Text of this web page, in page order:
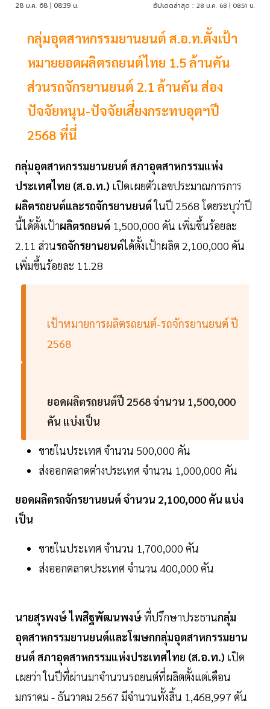
28 ม.ค. 68 | 08:39 น. อัปเดตล่าสุด : 28 ม.ค. 68 | 08:51 น.
กลุ่มอุตสาหกรรมยานยนต์ ส.อ.ท.ตั้งเป้า
หมายยอดผลิตรถยนต์ไทย 1.5 ล้านคัน
ส่วนรถจักรยานยนต์ 2.1 ล้านคัน ส่อง
ปัจจัยหนุน-ปัจจัยเสี่ยงกระทบอุตฯปี
2568 ที่นี่
กลุ่มอุตสาหกรรมยานยนต์ สภาอุตสาหกรรมแห่ง
ประเทศไทย (ส.อ.ท.) เปิดเผยตัวเลขประมาณการการ
ผลิตรถยนต์และรถจักรยานยนต์ในปี 2568 โดยระบุว่าปี
นี้ได้ตั้งเป้าผลิตรถยนต์ 1,500,000 คัน เพิ่มขึ้นร้อยละ
2.11 ส่วนรถจักรยานยนต์ได้ตั้งเป้าผลิต 2,100,000 คัน
เพิ่มขึ้นร้อยละ 11.28
เป้าหมายการผลิตรถยนต์-รถจักรยานยนต์ ปี
2568
ยอดผลิตรถยนต์ปี 2568 จำนวน 1,500,000
คัน แบ่งเป็น
ขายในประเทศ จำนวน 500,000 คัน
ส่งออกตลาดต่างประเทศ จำนวน 1,000,000 คัน
ยอดผลิตรถจักรยานยนต์ จำนวน 2,100,000 คัน แบ่ง
เป็น
ขายในประเทศ จำนวน 1,700,000 คัน
ส่งออกตลาดประเทศ จำนวน 400,000 คัน
นายสุรพงษ์ ไพสิฐพัฒนพงษ์ที่ปรึกษาประธานกลุ่ม
อุตสาหกรรมยานยนต์และโฆษกกลุ่มอุตสาหกรรมยาน
ยนต์ สภาอุตสาหกรรมแห่งประเทศไทย (ส.อ.ท.) เปิด
เผยว่า ในปีที่ผ่านมาจำนวนรถยนต์ที่ผลิตตั้งแต่เดือน
มกราคม - ธันวาคม 2567 มีจำนวนทั้งสิ้น 1,468,997 คัน